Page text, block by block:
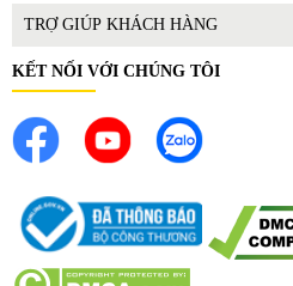
TRỢ GIÚP KHÁCH HÀNG
KẾT NỐI VỚI CHÚNG TÔI